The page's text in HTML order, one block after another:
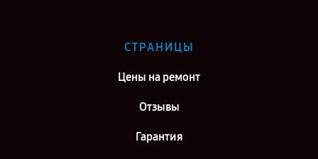
СТРАНИЦЫ
Цены на ремонт
Отзывы
Гарантия